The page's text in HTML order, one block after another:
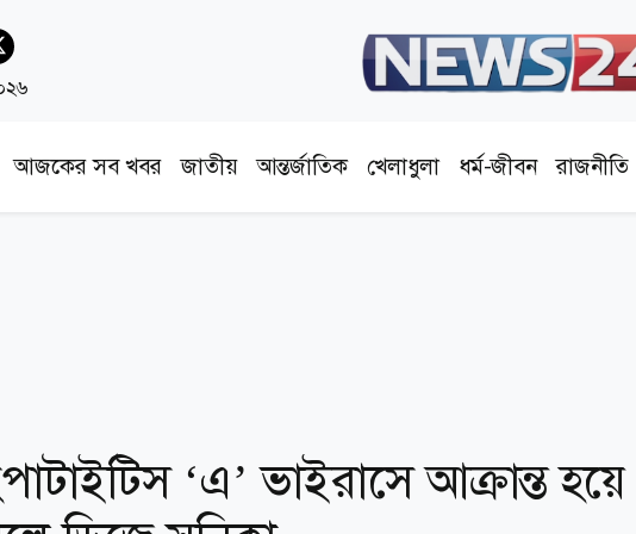
আজকের সব খবর জাতীয় আন্তর্জাতিক খেলাধুলা ধর্ম-জীবন রাজনীতি
‘এ’ ভাইরাসে আক্রান্ত হয়ে